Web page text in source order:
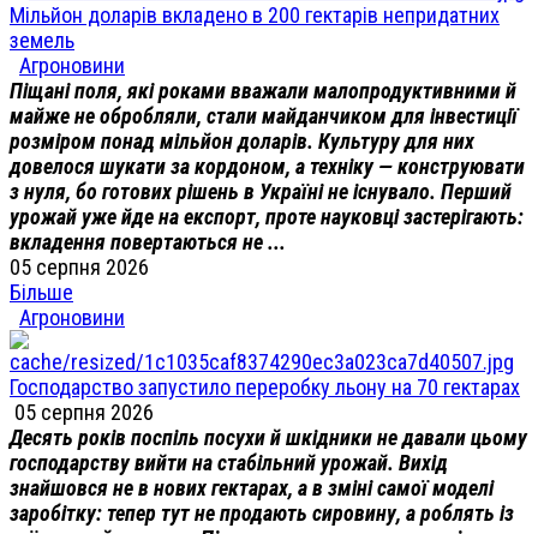
Мільйон доларів вкладено в 200 гектарів непридатних
земель
Агроновини
Піщані поля, які роками вважали малопродуктивними й
майже не обробляли, стали майданчиком для інвестиції
розміром понад мільйон доларів. Культуру для них
довелося шукати за кордоном, а техніку — конструювати
з нуля, бо готових рішень в Україні не існувало. Перший
урожай уже йде на експорт, проте науковці застерігають:
вкладення повертаються не ...
05 серпня 2026
Більше
Агроновини
Господарство запустило переробку льону на 70 гектарах
05 серпня 2026
Десять років поспіль посухи й шкідники не давали цьому
господарству вийти на стабільний урожай. Вихід
знайшовся не в нових гектарах, а в зміні самої моделі
заробітку: тепер тут не продають сировину, а роблять із